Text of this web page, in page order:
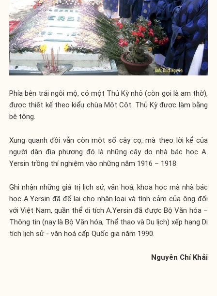
Phía bên trái ngôi mộ, có một Thủ Kỳ nhỏ (còn gọi là am thờ),
được thiết kế theo kiểu chùa Một Cột. Thủ Kỳ được làm bằng
bê tông.
Xung quanh đồi vẫn còn một số cây cọ, mà theo lời kể của
người dân địa phương đó là những cây do nhà bác học A.
Yersin trồng thí nghiệm vào những năm 1916 – 1918.
Ghi nhận những giá trị lịch sử, văn hoá, khoa học mà nhà bác
học A.Yersin đã để lại cho nhân loại và tình cảm của ông đối
với Việt Nam, quần thể di tích A.Yersin đã được Bộ Văn hóa –
Thông tin (nay là Bộ Văn hóa, Thể thao và Du lịch) xếp hạng Di
tích lịch sử - văn hoá cấp Quốc gia năm 1990.
Nguyễn Chí Khải